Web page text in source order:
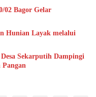
02 Bagor Gelar
Hunian Layak melalui
Sekarputih Dampingi
Pangan